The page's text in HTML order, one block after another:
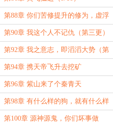
第88章 你们苦修提升的修为，虚浮
不堪
第90章 我这个人不记仇（第三更）
第92章 我之意志，即滔滔大势（第
二更）
第94章 携天帝飞升去挖矿
第96章 紫山来了个秦青天
第98章 有什么样的狗，就有什么样
的主人
第100章 源神源鬼，你们坏事做